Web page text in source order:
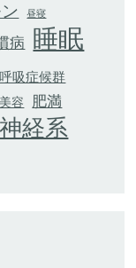
昼寝
病 睡眠
吸症候群
美容 肥満
経系